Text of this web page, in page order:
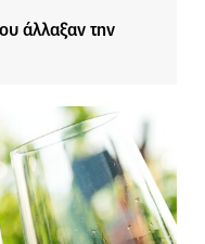
άλλαξαν την